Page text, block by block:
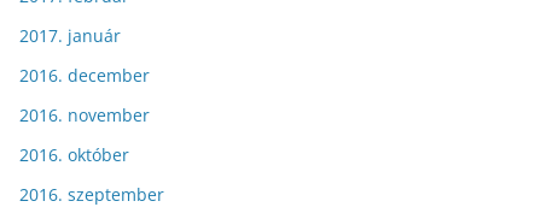
2017. január
2016. december
2016. november
2016. október
2016. szeptember